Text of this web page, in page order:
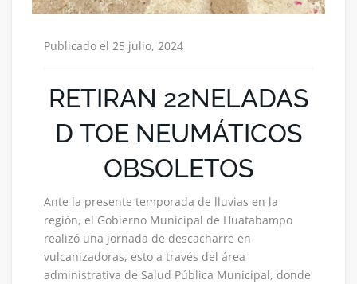
Publicado el 25 julio, 2024
RETIRAN 22NELADAS
D TOE NEUMÁTICOS
OBSOLETOS
Ante la presente temporada de lluvias en la
región, el Gobierno Municipal de Huatabampo
realizó una jornada de descacharre en
vulcanizadoras, esto a través del área
administrativa de Salud Pública Municipal, donde